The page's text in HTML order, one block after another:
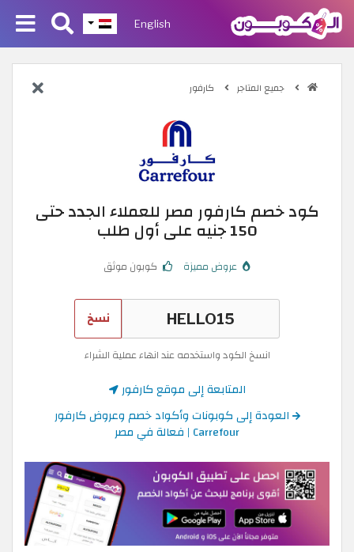
English
جميع المتاجر كارفور
كود خصم كارفور مصر للعملاء الجدد حتى
150 جنيه على أول طلب
عروض مميزة كوبون موثق
نسخ
انسخ الكود واستخدمه عند انهاء عملية الشراء
المتابعة إلى موقع كارفور
العودة إلى كوبونات وأكواد خصم وعروض كارفور
Carrefour | فعالة في مصر